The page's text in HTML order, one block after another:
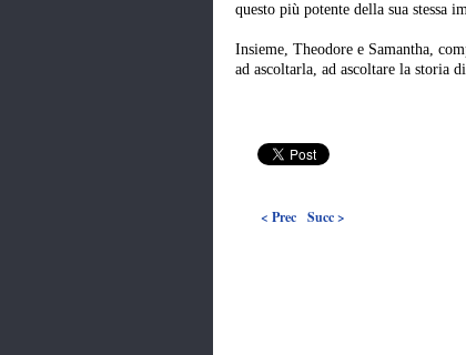
questo più potente della sua stessa
Insieme, Theodore e Samantha,
ad ascoltarla, ad ascoltare la storia
< Prec Succ >